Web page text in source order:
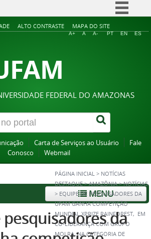
Simplifique!
Acesso à informação
ALTO CONTRASTE MAPA DO SITE
A+ A A- PT EN ES
FEDERAL DO AMAZONAS
Carta de Serviços ao Usuário
Fale
Conosco
Webmail
PÁGINA INICIAL > NOTÍCIAS
DESTAQUE >AMAZÔNIA >NOTÍCIAS
> EQUIPE DE PESQUISADORES DA
UFAM GANHA COMPETIÇÃO
MUNDIAL XPRIZE RAINFOREST, EM
CO-LIDERANÇA COM GRUPO
MOLRA, NA CATEGORIA DE
MENU
pesquisadores da